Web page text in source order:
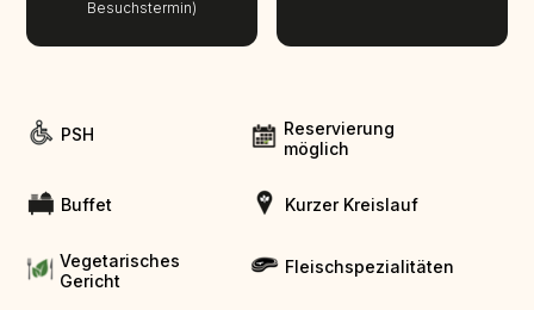
Besuchstermin)
PSH
Reservierung
möglich
Buffet Kurzer Kreislauf
Vegetarisches
Gericht
Fleischspezialitäten